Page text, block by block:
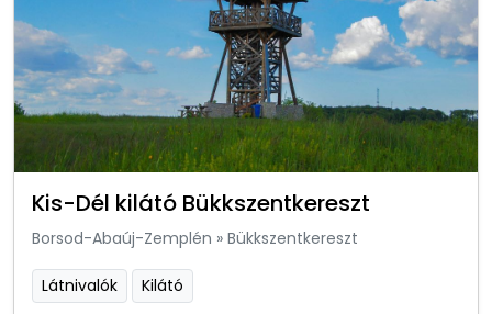
Kis-Dél kilátó Bükkszentkereszt
Borsod-Abaúj-Zemplén » Bükkszentkereszt
Látnivalók Kilátó